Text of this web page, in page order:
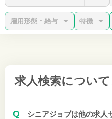
雇用形態・給与 特徴
求人検索について
Q
シニアジョブは他の求人